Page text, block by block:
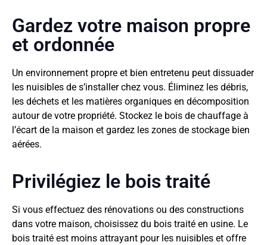
Gardez votre maison propre
et ordonnée
Un environnement propre et bien entretenu peut dissuader
les nuisibles de s’installer chez vous. Éliminez les débris,
les déchets et les matières organiques en décomposition
autour de votre propriété. Stockez le bois de chauffage à
l’écart de la maison et gardez les zones de stockage bien
aérées.
Privilégiez le bois traité
Si vous effectuez des rénovations ou des constructions
dans votre maison, choisissez du bois traité en usine. Le
bois traité est moins attrayant pour les nuisibles et offre